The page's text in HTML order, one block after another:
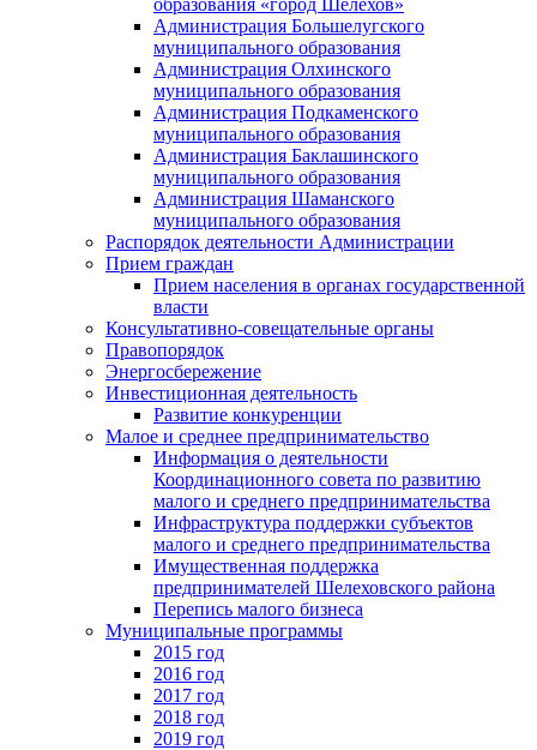
Администрация Большелугского
муниципального образования
Администрация Олхинского
муниципального образования
Администрация Подкаменского
муниципального образования
Администрация Баклашинского
муниципального образования
Администрация Шаманского
муниципального образования
Распорядок деятельности Администрации
Прием граждан
Прием населения в органах государственной
власти
Консультативно-совещательные органы
Правопорядок
Энергосбережение
Инвестиционная деятельность
Развитие конкуренции
Малое и среднее предпринимательство
Информация о деятельности
Координационного совета по развитию
малого и среднего предпринимательства
Инфраструктура поддержки субъектов
малого и среднего предпринимательства
Имущественная поддержка
предпринимателей Шелеховского района
Перепись малого бизнеса
Муниципальные программы
2015 год
2016 год
2017 год
2018 год
2019 год